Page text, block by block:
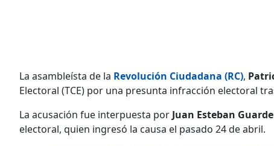
La asambleísta de la Revolución Ciudadana (RC),
Electoral (TCE) por una presunta infracción electoral
La acusación fue interpuesta por Juan Esteban
electoral, quien ingresó la causa el pasado 24 de abril.